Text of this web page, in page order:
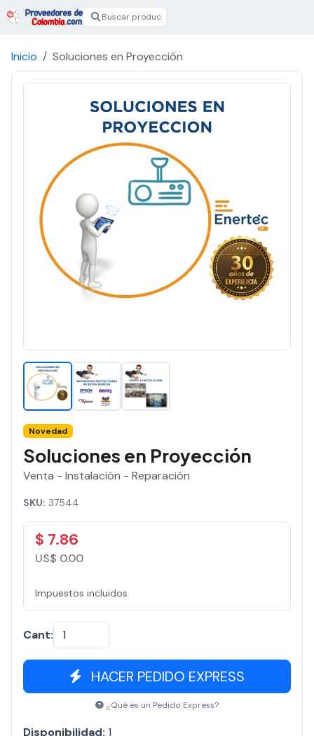
Inicio Soluciones en Proyección
Novedad
Soluciones en Proyección
Venta - Instalación - Reparación
SKU: 37544
$ 7.86
US$ 0.00
Impuestos incluidos
Cant:
HACER PEDIDO EXPRESS
¿Qué es un Pedido Express?
Disponibilidad: 1